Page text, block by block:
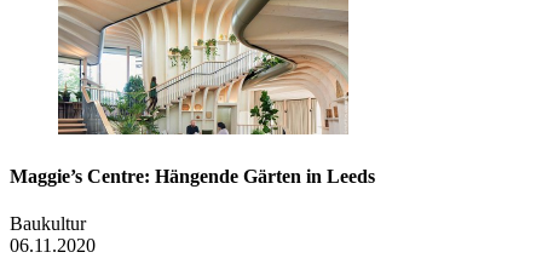
Maggie’s Centre: Hängende Gärten in Leeds
Baukultur
06.11.2020